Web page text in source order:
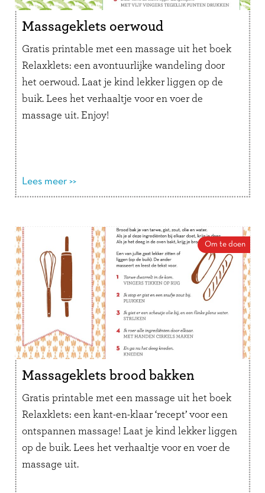
Massageklets oerwoud
Gratis printable met een massage uit het boek
Relaxklets: een avontuurlijke wandeling door
het oerwoud. Laat je kind lekker liggen op de
buik. Lees het verhaaltje voor en voer de
massage uit. Enjoy!
Lees meer >>
Om te doen
Massageklets brood bakken
Gratis printable met een massage uit het boek
Relaxklets: een kant-en-klaar ‘recept’ voor een
ontspannen massage! Laat je kind lekker liggen
op de buik. Lees het verhaaltje voor en voer de
massage uit.